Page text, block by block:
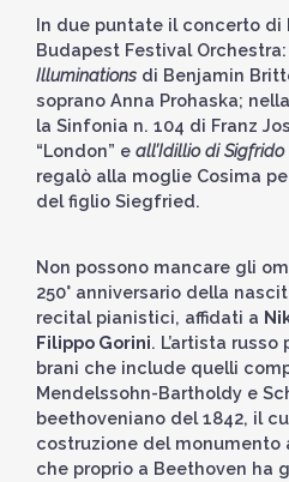
In due puntate il concerto di
Budapest Festival
Illuminations di Benjamin
soprano Anna Prohaska;
la Sinfonia n. 104 di Franz
“London” e all’Idillio di Sigfrido
regalò alla moglie Cosima
del figlio Siegfried.
Non possono mancare gli
250° anniversario della
recital pianistici, affidati a
Filippo Gorini. L’artista
brani che include quelli
Mendelssohn-Bartholdy e
beethoveniano del 1842, il
costruzione del monumento
che proprio a Beethoven ha